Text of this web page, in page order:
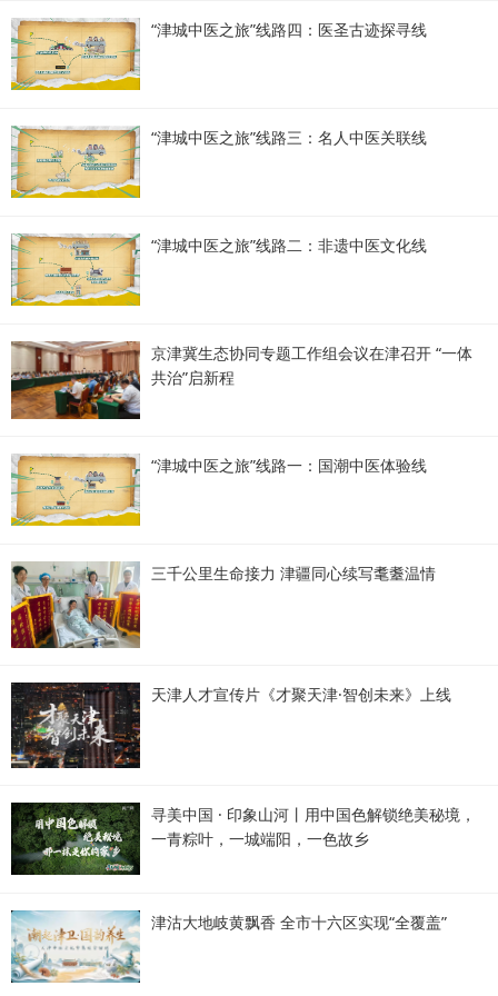
“津城中医之旅”线路四：医圣古迹探寻线
“津城中医之旅”线路三：名人中医关联线
“津城中医之旅”线路二：非遗中医文化线
京津冀生态协同专题工作组会议在津召开 “一体
共治”启新程
“津城中医之旅”线路一：国潮中医体验线
三千公里生命接力 津疆同心续写耄耋温情
天津人才宣传片《才聚天津·智创未来》上线
寻美中国 · 印象山河丨用中国色解锁绝美秘境，
一青粽叶，一城端阳，一色故乡
津沽大地岐黄飘香 全市十六区实现“全覆盖”